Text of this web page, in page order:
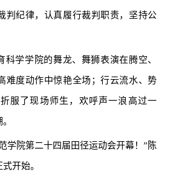
判纪律，认真履行裁判职责，坚持公
科学学院的舞龙、舞狮表演在腾空、
难度动作中惊艳全场；行云流水、势
服了现场师生，欢呼声一浪高过一
学院第二十四届田径运动会开幕！”陈
开始。